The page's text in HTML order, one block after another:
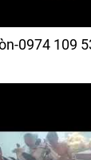
0974 109